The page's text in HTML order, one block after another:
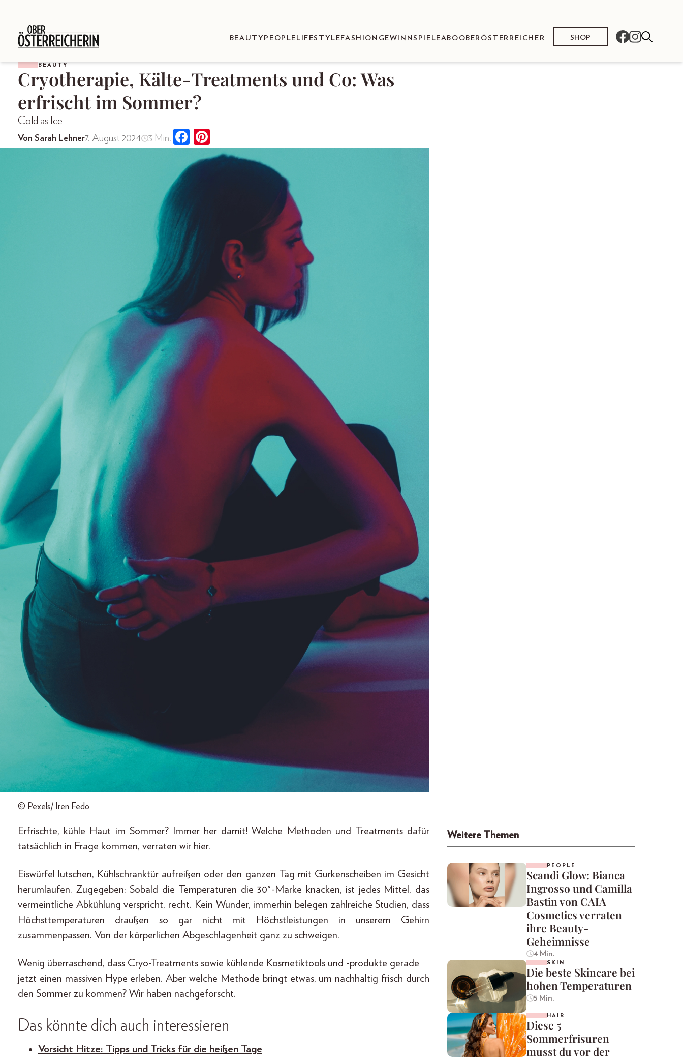
BEAUTY PEOPLE LIFESTYLEFASHION GEWINNSPIELEABO OBERÖSTERREICHER SHOP
BEAUTY
Cryotherapie, Kälte-Treatments und Co: Was
erfrischt im Sommer?
Cold as Ice
Von Sarah Lehner7. August 2024 3 Min.
© Pexels/ Iren Fedo
Erfrischte, kühle Haut im Sommer? Immer her damit! Welche Methoden und Treatments dafür
tatsächlich in Frage kommen, verraten wir hier.
Eiswürfel lutschen, Kühlschranktür aufreißen oder den ganzen Tag mit Gurkenscheiben im Gesicht
herumlaufen. Zugegeben: Sobald die Temperaturen die 30°-Marke knacken, ist jedes Mittel, das
vermeintliche Abkühlung verspricht, recht. Kein Wunder, immerhin belegen zahlreiche Studien, dass
Höchsttemperaturen draußen so gar nicht mit Höchstleistungen in unserem Gehirn
zusammenpassen. Von der körperlichen Abgeschlagenheit ganz zu schweigen.
Wenig überraschend, dass Cryo-Treatments sowie kühlende Kosmetiktools und -produkte gerade
jetzt einen massiven Hype erleben. Aber welche Methode bringt etwas, um nachhaltig frisch durch
den Sommer zu kommen? Wir haben nachgeforscht.
Das könnte dich auch interessieren
Vorsicht Hitze: Tipps und Tricks für die heißen Tage
Weitere Themen
PEOPLE
Scandi Glow: Bianca
Ingrosso und Camilla
Bastin von CAIA
Cosmetics verraten
ihre Beauty-
Geheimnisse
4 Min.
SKIN
Die beste Skincare bei
hohen Temperaturen
5 Min.
HAIR
Diese 5
Sommerfrisuren
musst du vor der